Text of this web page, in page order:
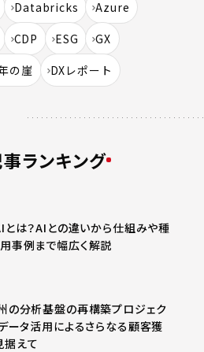
Databricks
Azure
CDP ESG
GX
の崖
DXレポート
ランキング
とは？AIとの違いから仕組みや種
事例まで幅広く解説
の分析基盤の再構築プロジェク
ータ活用によるさらなる顧客獲
据えて